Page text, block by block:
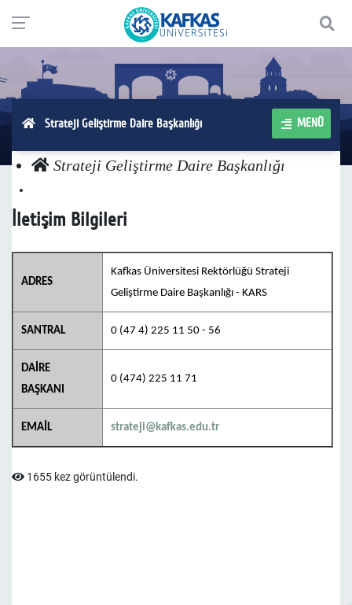
Strateji Geliştirme Daire Başkanlığı MENÜ
Strateji Geliştirme Daire Başkanlığı
İletişim Bilgileri
ADRES
Kafkas Üniversitesi Rektörlüğü Strateji
Geliştirme Daire Başkanlığı - KARS
SANTRAL 0 (47 4) 225 11 50 - 56
DAİRE
BAŞKANI
0 (474) 225 11 71
EMAİL strateji@kafkas.edu.tr
1655 kez görüntülendi.